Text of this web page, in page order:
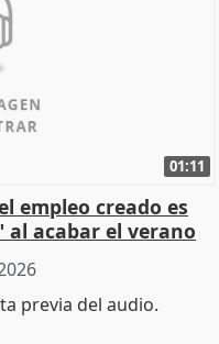
01:11
empleo creado es
al acabar el verano